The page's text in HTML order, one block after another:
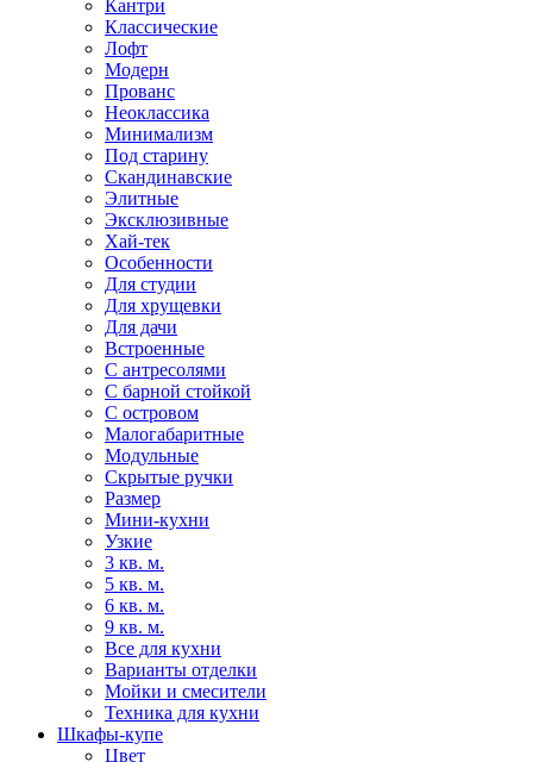
Кантри
Классические
Лофт
Модерн
Прованс
Неоклассика
Минимализм
Под старину
Скандинавские
Элитные
Эксклюзивные
Хай-тек
Особенности
Для студии
Для хрущевки
Для дачи
Встроенные
С антресолями
С барной стойкой
С островом
Малогабаритные
Модульные
Скрытые ручки
Размер
Мини-кухни
Узкие
3 кв. м.
5 кв. м.
6 кв. м.
9 кв. м.
Все для кухни
Варианты отделки
Мойки и смесители
Техника для кухни
Шкафы-купе
Цвет